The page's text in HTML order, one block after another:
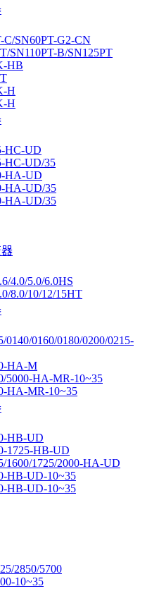
C/SN60PT-G2-CN
SN110PT-B/SN125PT
HB
H
H
HC-UD
HC-UD/35
HA-UD
HA-UD/35
HA-UD/35
4.0/5.0/6.0HS
8.0/10/12/15HT
0140/0160/0180/0200/0215-
HA-M
5000-HA-MR-10~35
HA-MR-10~35
HB-UD
1725-HB-UD
1600/1725/2000-HA-UD
HB-UD-10~35
HB-UD-10~35
2850/5700
10~35